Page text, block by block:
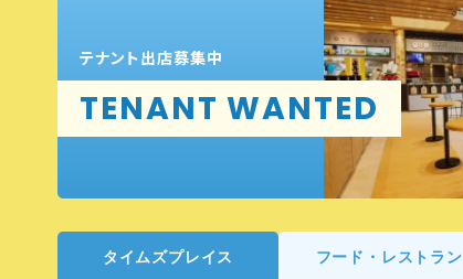
テナント出店募集中
TENANT WANTED
タイムズプレイス フード・レストラン